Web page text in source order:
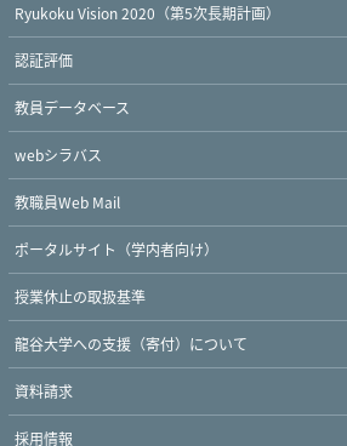
Twitter
Ryukoku Vision 2020（第5次長期計画）
認証評価
教員データベース
webシラバス
教職員Web Mail
ポータルサイト（学内者向け）
授業休止の取扱基準
龍谷大学への支援（寄付）について
資料請求
採用情報